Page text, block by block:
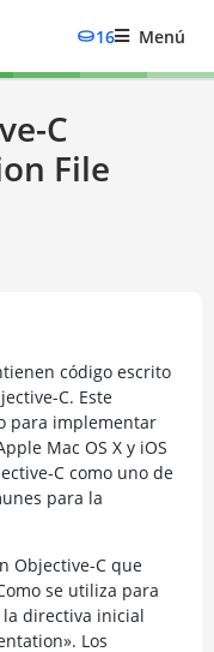
16 Menú
C
File
código escrito
C. Este
para implementar
Mac OS X y iOS
C como uno de
para la
Objective-C que
se utiliza para
directiva inicial
Los